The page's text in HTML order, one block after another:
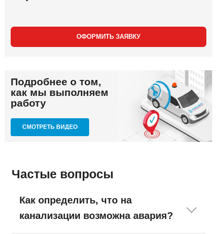
ОФОРМИТЬ ЗАЯВКУ
Подробнее о том,
как мы выполняем
работу
СМОТРЕТЬ ВИДЕО
Частые вопросы
Как определить, что на
канализации возможна авария?